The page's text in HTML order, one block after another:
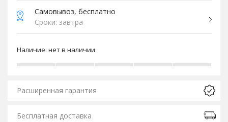
Самовывоз, бесплатно
Сроки: завтра
Наличие: нет в наличии
Расширенная гарантия
Бесплатная доставка